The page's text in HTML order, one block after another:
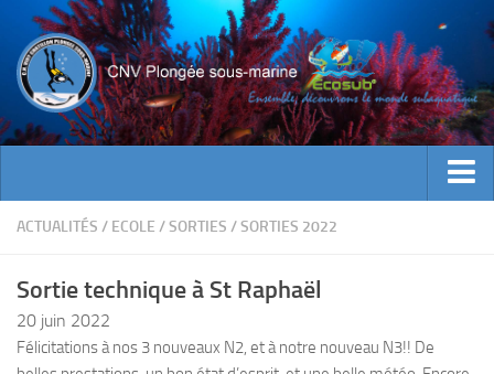
ACTUALITES
INFOS CNV
Bienvenue
ACTUALITÉS / ECOLE /SORTIES /SORTIES 2022
Sortie technique à St Raphaël
20 juin 2022
Félicitations à nos 3 nouveaux N2, et à notre nouveau N3!! De